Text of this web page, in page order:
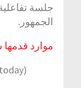
جلسة
الجمهور.
موارد